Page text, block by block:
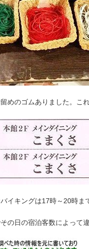
めのゴムありました。こ
イキングは17時～20時ま
の日の宿泊客数によって